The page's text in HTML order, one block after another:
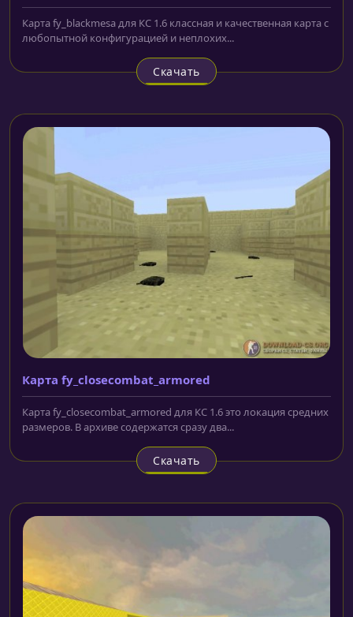
Карта fy_blackmesa для КС 1.6 классная и качественная карта с
любопытной конфигурацией и неплохих...
Скачать
Карта fy_closecombat_armored
Карта fy_closecombat_armored для КС 1.6 это локация средних
размеров. В архиве содержатся сразу два...
Скачать